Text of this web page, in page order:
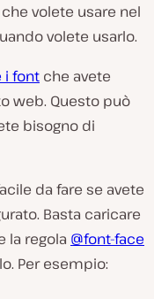
volete usare nel
volete usarlo.
i font che avete
web. Questo può
bisogno di
da fare se avete
Basta caricare
la regola @font-face
Per esempio: